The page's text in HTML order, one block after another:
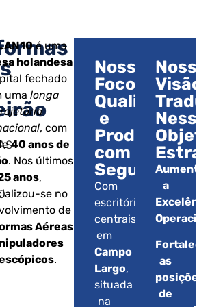
é uma
holandesa
fechado
uma longa
, com
40 anos de
. Nos últimos
anos,
se no
de
Aéreas
.
Nosso
Foco:
Qualidade
e
com
Segurança.
Com
escritórios
centrais
em
Campo
Largo,
situada
na
Nossa
Visão:
Aumentar
a
as
posições
de